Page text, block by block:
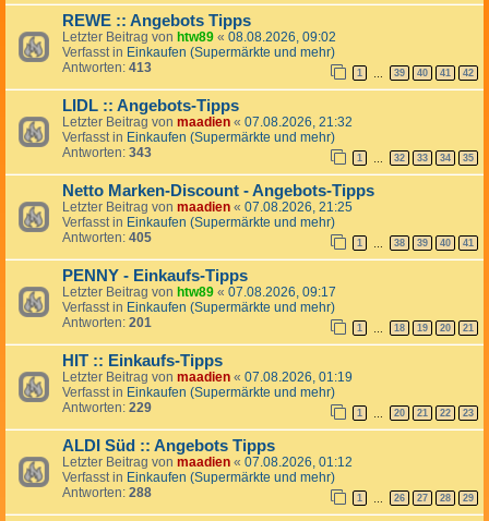
REWE :: Angebots Tipps
Letzter Beitrag von htw89 « 08.08.2026, 09:02
Verfasst in Einkaufen (Supermärkte und mehr)
Antworten: 413 1 … 39 40 41 42
LIDL :: Angebots-Tipps
Letzter Beitrag von maadien « 07.08.2026, 21:32
Verfasst in Einkaufen (Supermärkte und mehr)
Antworten: 343 1 … 32 33 34 35
Netto Marken-Discount - Angebots-Tipps
Letzter Beitrag von maadien « 07.08.2026, 21:25
Verfasst in Einkaufen (Supermärkte und mehr)
Antworten: 405 1 … 38 39 40 41
PENNY - Einkaufs-Tipps
Letzter Beitrag von htw89 « 07.08.2026, 09:17
Verfasst in Einkaufen (Supermärkte und mehr)
Antworten: 201 1 … 18 19 20 21
HIT :: Einkaufs-Tipps
Letzter Beitrag von maadien « 07.08.2026, 01:19
Verfasst in Einkaufen (Supermärkte und mehr)
Antworten: 229 1 … 20 21 22 23
ALDI Süd :: Angebots Tipps
Letzter Beitrag von maadien « 07.08.2026, 01:12
Verfasst in Einkaufen (Supermärkte und mehr)
Antworten: 288 1 … 26 27 28 29